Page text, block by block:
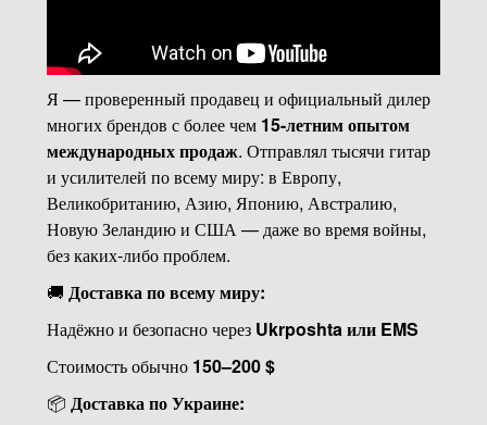
Я — проверенный продавец и официальный дилер
многих брендов с более чем 15-летним опытом
международных продаж. Отправлял тысячи гитар
и усилителей по всему миру: в Европу,
Великобританию, Азию, Японию, Австралию,
Новую Зеландию и США — даже во время войны,
без каких-либо проблем.
🚚 Доставка по всему миру:
Надёжно и безопасно через Ukrposhta или EMS
Стоимость обычно 150–200 $
📦 Доставка по Украине: